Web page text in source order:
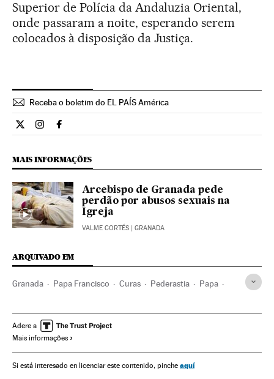
Superior de Polícia da Andaluzia Oriental,
onde passaram a noite, esperando serem
colocados à disposição da Justiça.
Receba o boletim do EL PAÍS América
Internacional El País Brasil en Twitter
Internacional El País Brasil en Instagram
Internacional El País Brasil en Facebook
MAIS INFORMAÇÕES
Arcebispo de Granada pede
perdão por abusos sexuais na
Igreja
VALME CORTÉS | GRANADA
ARQUIVADO EM
Granada Papa Francisco Curas Pederastia Papa
Igreja católica Delitos Cristianismo
Adere a
Mais informações
Si está interesado en licenciar este contenido, pinche aquí